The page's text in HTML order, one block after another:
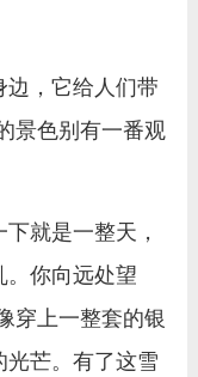
边，它给人们带
景色别有一番观
就是一整天，
。你向远处望
穿上一整套的银
光芒。有了这雪